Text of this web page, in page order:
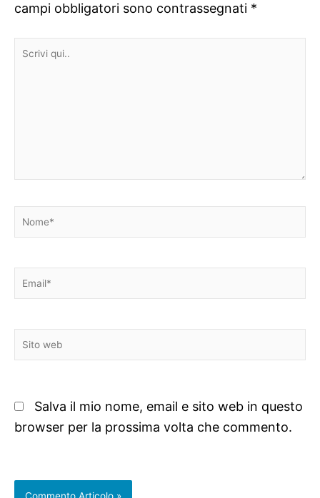
campi obbligatori sono contrassegnati *
Scrivi
Nome*
Email*
Sito
web
Salva il mio nome, email e sito web in questo
browser per la prossima volta che commento.